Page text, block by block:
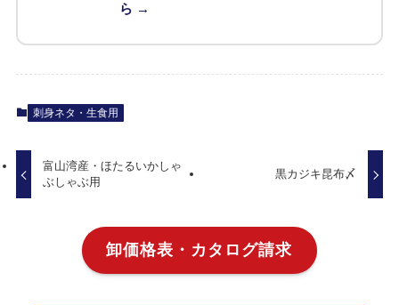
ら →
刺身ネタ・生食用
富山湾産・ほたるいかしゃ
ぶしゃぶ用
黒カジキ昆布〆
卸価格表・カタログ請求